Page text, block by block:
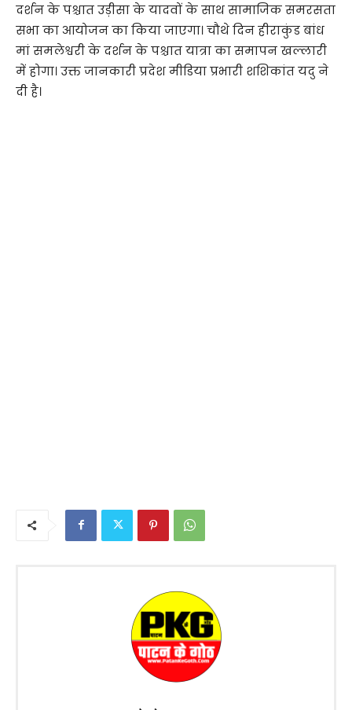
दर्शन के पश्चात उड़ीसा के यादवों के साथ सामाजिक समरसता
सभा का आयोजन का किया जाएगा। चौथे दिन हीराकुंड बांध
मां समलेश्वरी के दर्शन के पश्चात यात्रा का समापन खल्लारी
में होगा। उक्त जानकारी प्रदेश मीडिया प्रभारी शशिकांत यदु ने
दी है।